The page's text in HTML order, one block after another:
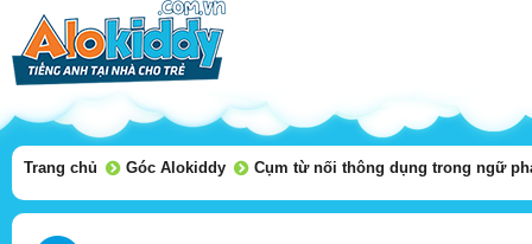
Trang chủ Góc Alokiddy Cụm từ nối thông dụng trong ngữ